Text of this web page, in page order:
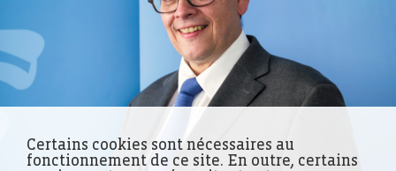
Certains cookies sont nécessaires au
fonctionnement de ce site. En outre, certains